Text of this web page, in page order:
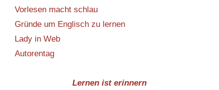
Vorlesen macht schlau
Gründe um Englisch zu lernen
Lady in Web
Autorentag
Lernen ist erinnern